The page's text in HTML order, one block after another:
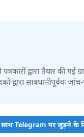
द्वारा तैयार की गई
द्वारा सावधानीपूर्वक
साथ Telegram पर जुड़ने के